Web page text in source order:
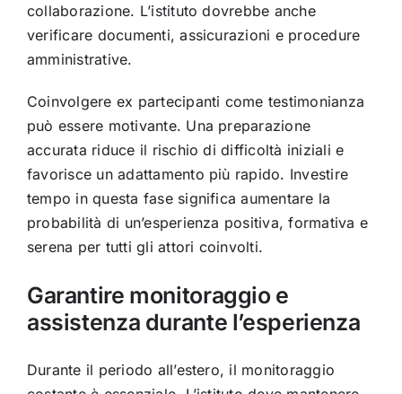
collaborazione. L’istituto dovrebbe anche
verificare documenti, assicurazioni e procedure
amministrative.
Coinvolgere ex partecipanti come testimonianza
può essere motivante. Una preparazione
accurata riduce il rischio di difficoltà iniziali e
favorisce un adattamento più rapido. Investire
tempo in questa fase significa aumentare la
probabilità di un’esperienza positiva, formativa e
serena per tutti gli attori coinvolti.
Garantire monitoraggio e
assistenza durante l’esperienza
Durante il periodo all’estero, il monitoraggio